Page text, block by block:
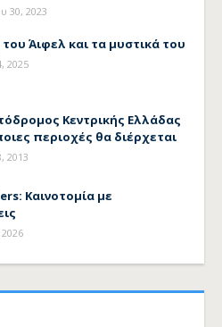
30, 2023
Άιφελ και τα μυστικά του
2025
Κεντρικής Ελλάδας
περιοχές θα διέρχεται
2013
Καινοτομία με